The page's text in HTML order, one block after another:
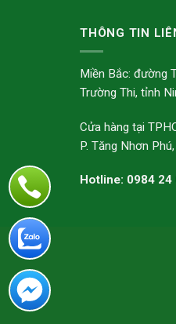
THÔNG TIN
Miền Bắc: đường
Trường Thi, tỉnh
Cửa hàng tại
P. Tăng Nhơn
Hotline: 0984